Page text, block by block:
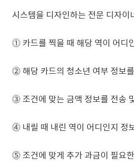
시스템을 디자인하는 전문 디자이
⓵카드를 찍을 때 해당 역이 어디
⓶해당 카드의 청소년 여부 정보
⓷조건에 맞는 금액 정보를 전송
⓸내릴 때 내린 역이 어디인지 정
⓹조건에 맞게 추가 과금이 필요